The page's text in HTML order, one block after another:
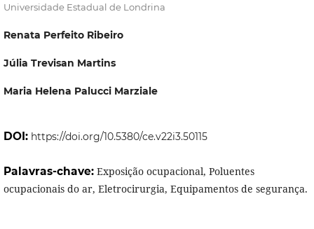
Universidade Estadual de Londrina
Renata Perfeito Ribeiro
Júlia Trevisan Martins
Maria Helena Palucci Marziale
DOI: https://doi.org/10.5380/ce.v22i3.50115
Palavras-chave: Exposição ocupacional, Poluentes
ocupacionais do ar, Eletrocirurgia, Equipamentos de segurança.